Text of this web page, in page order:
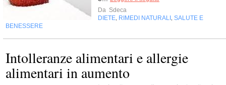
Da Sdeca
DIETE, RIMEDI NATURALI , SALUTE E
BENESSERE
Intolleranze alimentari e allergie
alimentari in aumento